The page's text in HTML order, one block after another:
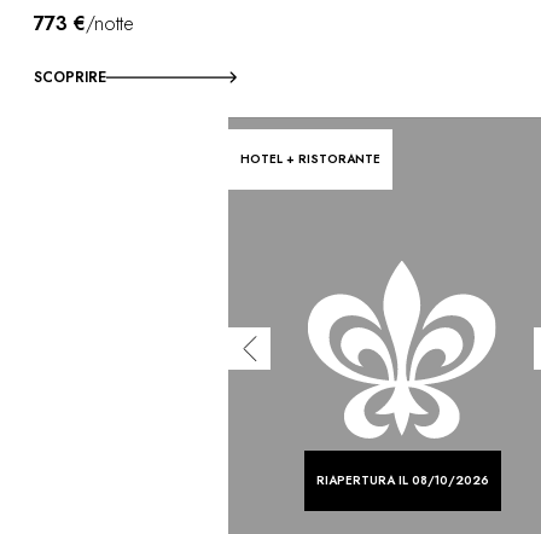
773 €/notte
SCOPRIRE
RIAPERTURA IL 08/10/2026
HOTEL + RISTORANTE